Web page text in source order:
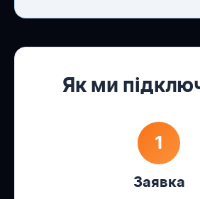
Як ми
1
Заявка